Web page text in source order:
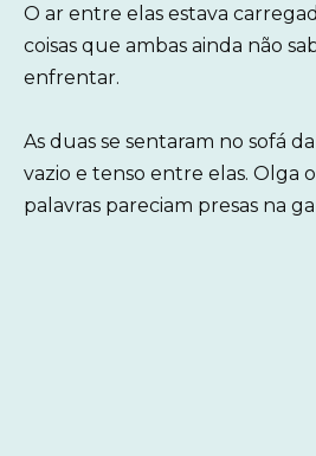
O ar entre elas estava
coisas que ambas ainda não
enfrentar.
As duas se sentaram no sofá
vazio e tenso entre elas. Olga
palavras pareciam presas na